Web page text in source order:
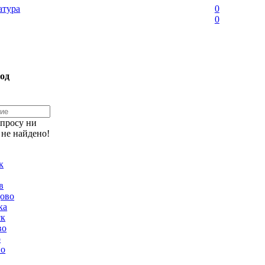
0
0
ни
найдено!